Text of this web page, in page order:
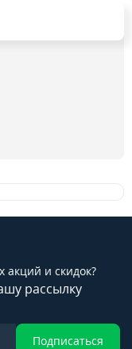
акций и скидок?
рассылку
Подписаться